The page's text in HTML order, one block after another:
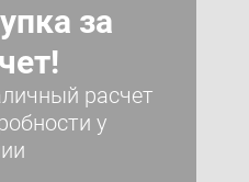
за
расчет
у